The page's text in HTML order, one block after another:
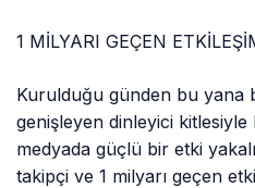
1 MİLYARI GEÇEN
Kurulduğu günden bu yana
genişleyen dinleyici
medyada güçlü bir etki
takipçi ve 1 milyarı geçen